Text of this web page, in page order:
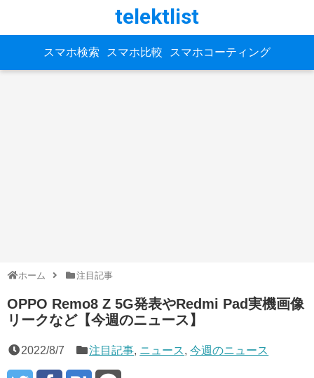
telektlist
スマホ検索 スマホ比較 スマホコーティング
ホーム 注目記事
OPPO Remo8 Z 5G発表やRedmi Pad実機画像
リークなど【今週のニュース】
2022/8/7 注目記事, ニュース,今週のニュース